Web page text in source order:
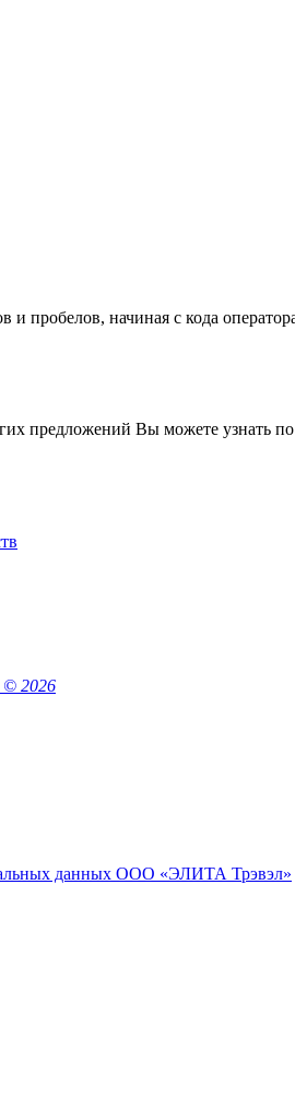
пробелов, начиная с кода
предложений Вы можете узнать
© 2026
данных ООО «ЭЛИТА Трэвэл»